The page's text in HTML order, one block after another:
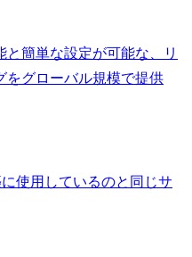
簡単な設定が可能な、リ
をグローバル規模で提供
使用しているのと同じサ